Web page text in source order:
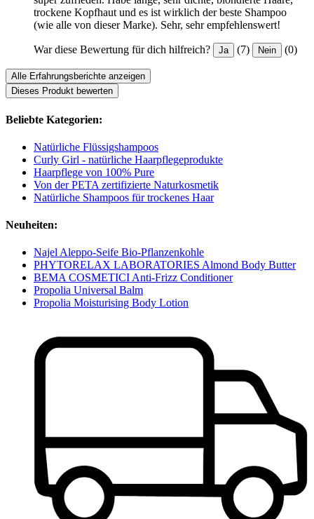
trockene Kopfhaut und es ist wirklich der beste Shampoo
(wie alle von dieser Marke). Sehr, sehr empfehlenswert!
War diese Bewertung für dich hilfreich? Ja (7) Nein (0)
Alle Erfahrungsberichte anzeigen
Dieses Produkt bewerten
Beliebte Kategorien:
Natürliche Flüssigshampoos
Curly Girl - natürliche Haarpflegeprodukte
Haarpflege von 100% Pure
Von der PETA zertifizierte Naturkosmetik
Natürliche Shampoos für trockenes Haar
Neuheiten:
Najel Aleppo-Seife Bio-Pflanzenkohle
PHYTORELAX LABORATORIES Almond Body Butter
BEMA COSMETICI Anti-Frizz Conditioner
Propolia Universal Balm
Propolia Moisturising Body Lotion